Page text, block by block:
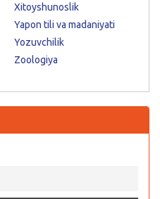
Xitoyshunoslik
Yapon tili va madaniyati
Yozuvchilik
Zoologiya